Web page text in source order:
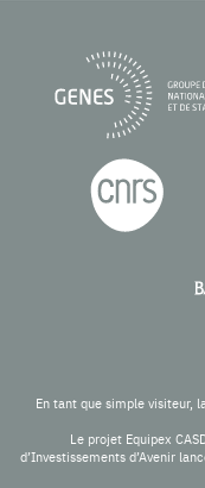
En tant que simple visiteur,
Le projet Equipex
d’Investissements d’Avenir